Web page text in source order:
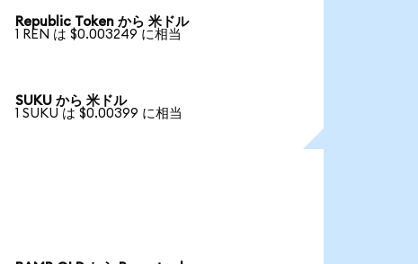
Republic Token から 米ドル
1 REN は $0.003249 に相当
SUKU から 米ドル
1 SUKU は $0.00399 に相当